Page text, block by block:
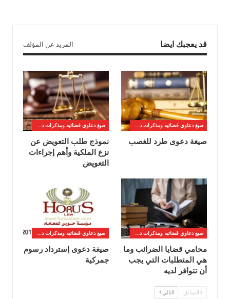
قد يعجبك ايضا المزيد عن المؤلف
صيغ دعاوي قضائيه ومذكرات دفاع
صيغة دعوى طرد للغصب
صيغ دعاوي قضائيه ومذكرات دفاع
نموذج طلب التعويض عن
نزع الملكية وأهم إجراءات
التعويض
صيغ دعاوي قضائيه ومذكرات دفاع
محامي قضايا الضرائب وما
هي المتطلبات التي يجب
أن تتوافر لديه
صيغ دعاوي قضائيه ومذكرات دفاع
صيغة دعوى إسترداد رسوم
جمركية
السابق التالي